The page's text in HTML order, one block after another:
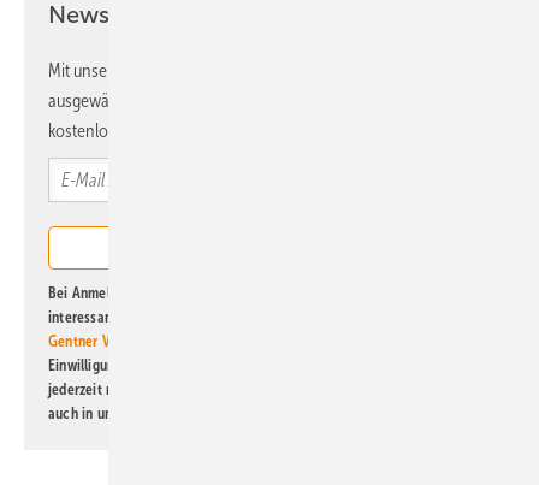
Newsletter!
Mit unserem Newsletter erhalten Sie regelmäßig von uns
ausgewählte Informationen und Neuigkeiten, gebündelt und
kostenlos direkt ins Postfach.
Bei Anmeldung zu diesem Newsletter bin ich damit einverstanden, über
interessante Verlags- und Online-Angebote
Gentner Verlag GmbH & Co. KG
Einwilligung kann ich jederzeit widerrufen und eine Abmeldung ist
jederzeit möglich. Informationen zum Umgang mit Daten finden Sie
auch in unserer